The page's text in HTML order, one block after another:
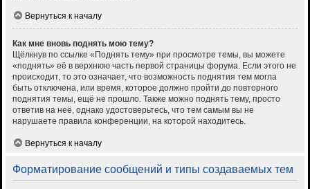
Вернуться к началу
Как мне вновь поднять мою тему?
Щёлкнув по ссылке «Поднять тему» при просмотре темы, вы можете
«поднять» её в верхнюю часть первой страницы форума. Если этого не
происходит, то это означает, что возможность поднятия тем могла
быть отключена, или время, которое должно пройти до повторного
поднятия темы, ещё не прошло. Также можно поднять тему, просто
ответив на неё, однако удостоверьтесь, что тем самым вы не
нарушаете правила конференции, на которой находитесь.
Вернуться к началу
Форматирование сообщений и типы создаваемых тем